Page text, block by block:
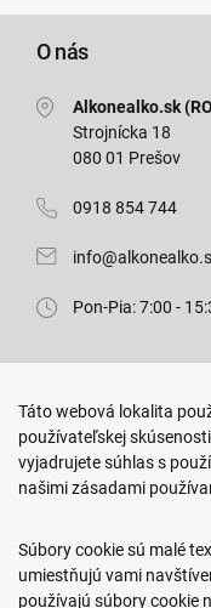
O nás
Alkonealko.sk
Strojnícka 18
080 01 Prešov
0918 854 744
Pon-Pia: 7:00 -
Arm. gen.
080 01 Prešov
0917 466 578
Pon-Ned: 9:00 -
Táto webová lokalita
používateľskej
vyjadrujete súhlas s
našimi zásadami
Súbory cookie sú malé
umiestňujú vami
používajú súbory cookie